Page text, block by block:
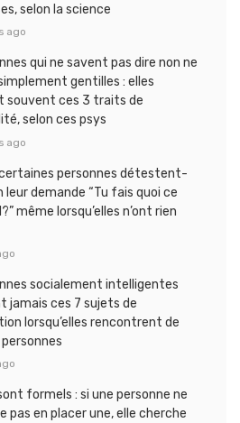
selon la science
ago
qui ne savent pas dire non ne
gentilles : elles
souvent ces 3 traits de
selon ces psys
ago
personnes détestent-
leur demande “Tu fais quoi ce
même lorsqu’elles n’ont rien
socialement intelligentes
jamais ces 7 sujets de
lorsqu’elles rencontrent de
formels : si une personne ne
pas en placer une, elle cherche